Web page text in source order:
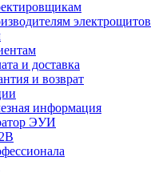
электрощитов
и доставка
и возврат
информация
ЭУИ